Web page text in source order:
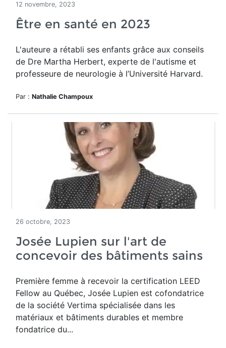
12 novembre, 2023
Être en santé en 2023
L'auteure a rétabli ses enfants grâce aux conseils
de Dre Martha Herbert, experte de l'autisme et
professeure de neurologie à l’Université Harvard.
Par : Nathalie Champoux
26 octobre, 2023
Josée Lupien sur l'art de
concevoir des bâtiments sains
Première femme à recevoir la certification LEED
Fellow au Québec, Josée Lupien est cofondatrice
de la société Vertima spécialisée dans les
matériaux et bâtiments durables et membre
fondatrice du...